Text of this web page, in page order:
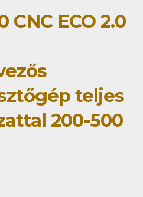
CNC ECO 2.0
teljes
200-500